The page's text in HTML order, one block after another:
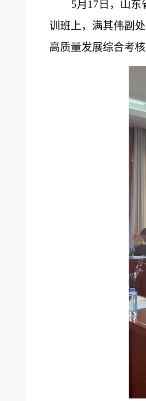
5月17日，山东
训班上，满其伟副
高质量发展综合考核